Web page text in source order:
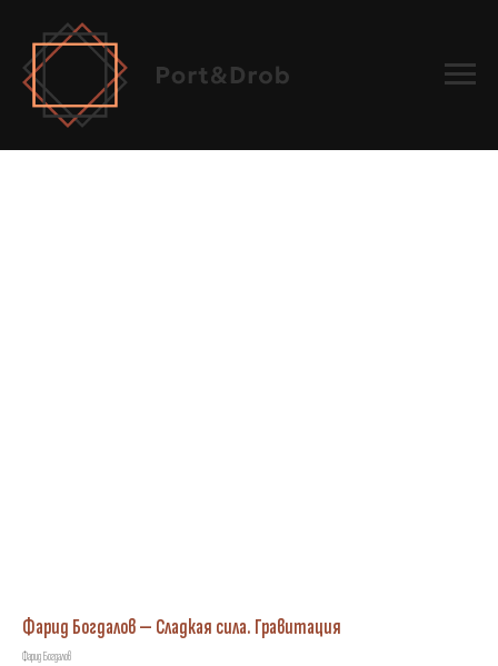
Фарид Богдалов — Сладкая сила. Гравитация
Фарид Богдалов